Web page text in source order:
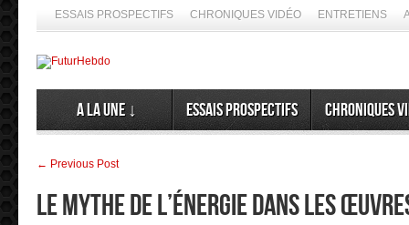
ESSAIS PROSPECTIFS CHRONIQUES VIDÉO ENTRETIENS
A la Une ↓ Essais prospectifs Chroniques
← Previous Post
Le mythe de l’énergie dans les